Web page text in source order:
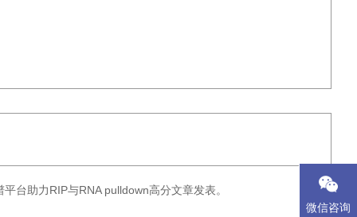
台助力RIP与RNA pulldown高分文章发表。
微信咨询